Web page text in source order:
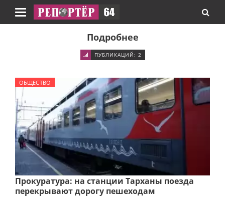
Навигация
Подробнее
ПУБЛИКАЦИЙ: 2
ОБЩЕСТВО
Прокуратура: на станции Тарханы поезда
перекрывают дорогу пешеходам